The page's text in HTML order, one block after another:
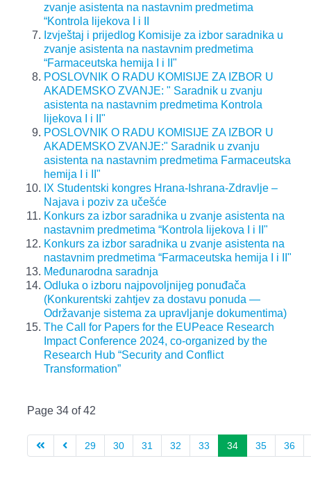
zvanje asistenta na nastavnim predmetima
“Kontrola lijekova I i II
Izvještaj i prijedlog Komisije za izbor saradnika u
zvanje asistenta na nastavnim predmetima
“Farmaceutska hemija I i II"
POSLOVNIK O RADU KOMISIJE ZA IZBOR U
AKADEMSKO ZVANJE: " Saradnik u zvanju
asistenta na nastavnim predmetima Kontrola
lijekova I i II"
POSLOVNIK O RADU KOMISIJE ZA IZBOR U
AKADEMSKO ZVANJE:" Saradnik u zvanju
asistenta na nastavnim predmetima Farmaceutska
hemija I i II"
IX Studentski kongres Hrana-Ishrana-Zdravlje –
Najava i poziv za učešće
Konkurs za izbor saradnika u zvanje asistenta na
nastavnim predmetima “Kontrola lijekova I i II"
Konkurs za izbor saradnika u zvanje asistenta na
nastavnim predmetima “Farmaceutska hemija I i II"
Međunarodna saradnja
Odluka o izboru najpovoljnijeg ponuđača
(Konkurentski zahtjev za dostavu ponuda —
Održavanje sistema za upravljanje dokumentima)
The Call for Papers for the EUPeace Research
Impact Conference 2024, co-organized by the
Research Hub “Security and Conflict
Transformation”
Page 34 of 42
29 30 31 32 33 34 35 36